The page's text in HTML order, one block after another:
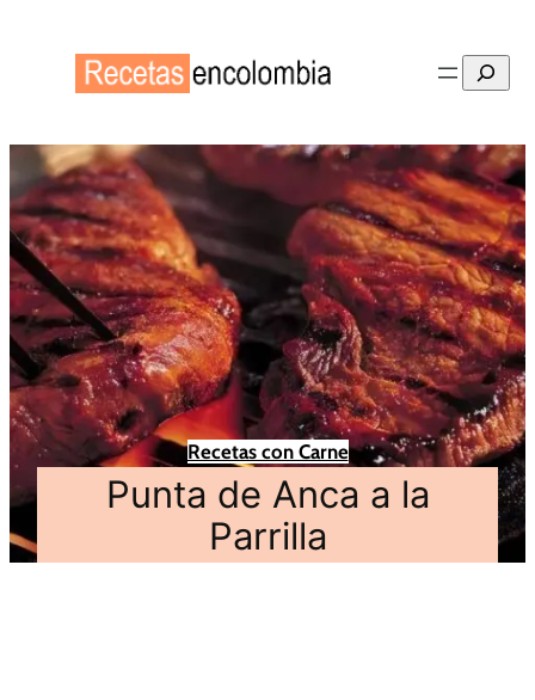
Buscar
Recetas con Carne
Punta de Anca a la
Parrilla